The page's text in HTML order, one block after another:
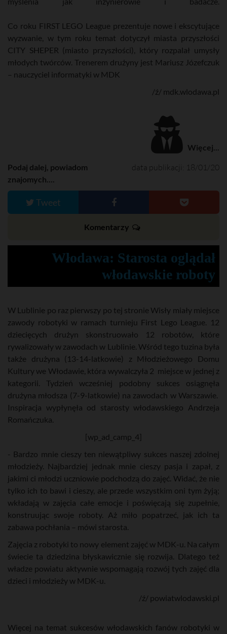
Co roku FIRST LEGO League prezentuje nowe i ekscytujące
wyzwanie, w tym roku temat dotyczył miasta przyszłości
CITY SHEPER (miasto przyszłości), który rozpalał umysły
młodych twórców. Trenerem drużyny jest Mariusz Józefczuk
– nauczyciel informatyki w MDK
/ź/ mdk.wlodawa.pl
Więcej...
data publikacji: 18/01/20
Podaj dalej, powiadom
znajomych....
Tweet
Komentarzy
Włodawa: Starosta oglądał
włodawskie roboty
W Lublinie po raz pierwszy po tej stronie Wisły miały miejsce
zawody robotyki w ramach turnieju First Lego League. 12
dziecięcych drużyn skonstruowało 12 robotów, które
rywalizowały w zawodach w Lublinie. Wśród tego tuzina była
także drużyna (13-14-latkowie) z Młodzieżowego Domu
Kultury we Włodawie, która wywalczyła 2 miejsce w jednej z
kategorii. Tydzień wcześniej podobny sukces osiągnęła
drużyna młodsza (7-9-latkowie) na zawodach w Warszawie.
Inspiracja wypłynęła od starosty włodawskiego Andrzeja
Romańczuka.
[wp_ad_camp_4]
- Bardzo mnie cieszy ten niewątpliwy sukces naszej zdolnej
młodzieży. Najbardziej jednak mnie cieszy pasja i zapał, z
jakimi ci młodzi uczniowie podchodzą do zajęć. Widać, że nie
tylko ich to bawi i cieszy, ale przede wszystkim oni tym żyją;
wkładają w zajęcia całe emocje i poświęcają się zupełnie,
konstruując swoje roboty. Aż miło popatrzeć, jak ich ta
zabawa pochłania – mówi starosta.
Zajęcia z robotyki to nowy element zajęć w MDK-u. Na całym
świecie ta dziedzina błyskawicznie się rozwija. Dlatego też
władze powiatu aktywnie wspomagają rozwój tych zajęć dla
dzieci i młodzieży w MDK-u.
/ź/ powiatwlodawski.pl
Więcej na temat sukcesów włodawskich fanów robotyki w